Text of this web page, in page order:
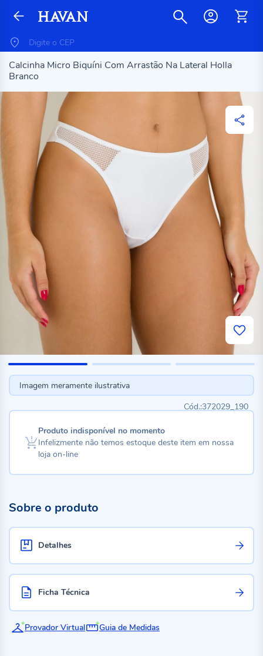
Calcinha Micro Biquíni Com Arrastão Na Lateral Holla
Branco
Imagem meramente ilustrativa
372029_190
Produto indisponível no momento
Infelizmente não temos estoque deste item em nossa
loja on-line
Sobre o produto
Detalhes
Ficha Técnica
Provador Virtual Guia de Medidas